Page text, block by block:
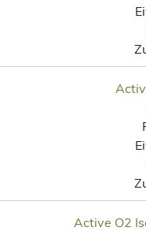
Active O2